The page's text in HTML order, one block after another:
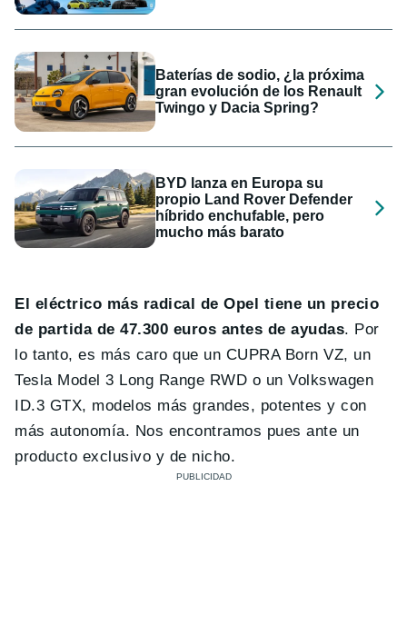
Baterías de sodio, ¿la próxima
gran evolución de los Renault
Twingo y Dacia Spring?
BYD lanza en Europa su
propio Land Rover Defender
híbrido enchufable, pero
mucho más barato
El eléctrico más radical de Opel tiene un precio
de partida de 47.300 euros antes de ayudas. Por
lo tanto, es más caro que un CUPRA Born VZ, un
Tesla Model 3 Long Range RWD o un Volkswagen
ID.3 GTX, modelos más grandes, potentes y con
más autonomía. Nos encontramos pues ante un
producto exclusivo y de nicho.